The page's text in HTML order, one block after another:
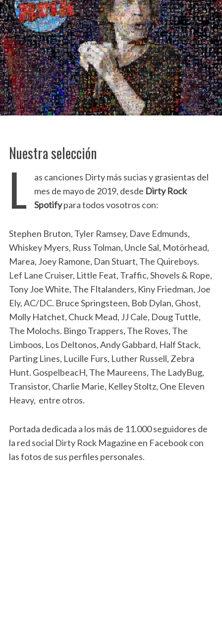
Nuestra selección
L
as canciones Dirty más sucias y grasientas del
mes de mayo de 2019, desde Dirty Rock
Spotifypara todos vosotros con:
Stephen Bruton, Tyler Ramsey, Dave Edmunds,
Whiskey Myers, Russ Tolman, Uncle Sal, Motörhead,
Marea, Joey Ramone, Dan Stuart, The Quireboys.
Lef Lane Cruiser, Little Feat, Traffic, Shovels & Rope,
Tony Joe White, The Fltalanders, Kiny Friedman, Joe
Ely, AC/DC. Bruce Springsteen, Bob Dylan, Ghost,
Molly Hatchet, Chuck Mead, JJ Cale, Doug Tuttle,
The Molochs. Bingo Trappers, The Roves, The
Limboos, Los Deltonos, Andy Gabbard, Half Stack,
Parting Lines, Lucille Furs, Luther Russell, Zebra
Hunt. GospelbeacH, The Maureens, The LadyBug,
Transistor, Charlie Marie, Kelley Stoltz, One Eleven
Heavy, entre otros.
Portada dedicada a los más de 11.000 seguidores de
la red social Dirty Rock Magazine en Facebook con
las fotos de sus perfiles personales.